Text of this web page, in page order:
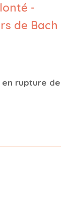
-
de Bach
rupture de